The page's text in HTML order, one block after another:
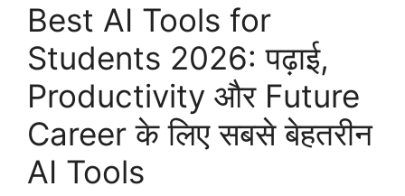
Best AI Tools for
Students 2026: पढ़ाई,
Productivity और Future
Career के लिए सबसे बेहतरीन
AI Tools